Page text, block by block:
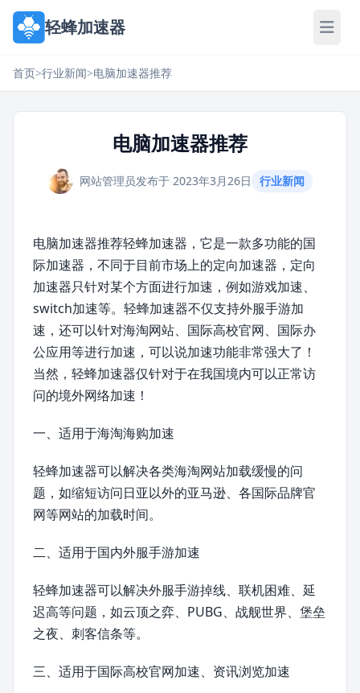
轻蜂加速器
首页>行业新闻>电脑加速器推荐
电脑加速器推荐
网站管理员发布于 2023年3月26日 行业新闻
电脑加速器推荐轻蜂加速器，它是一款多功能的国
际加速器，不同于目前市场上的定向加速器，定向
加速器只针对某个方面进行加速，例如游戏加速、
switch加速等。轻蜂加速器不仅支持外服手游加
速，还可以针对海淘网站、国际高校官网、国际办
公应用等进行加速，可以说加速功能非常强大了！
当然，轻蜂加速器仅针对于在我国境内可以正常访
问的境外网络加速！
一、适用于海淘海购加速
轻蜂加速器可以解决各类海淘网站加载缓慢的问
题，如缩短访问日亚以外的亚马逊、各国际品牌官
网等网站的加载时间。
二、适用于国内外服手游加速
轻蜂加速器可以解决外服手游掉线、联机困难、延
迟高等问题，如云顶之弈、PUBG、战舰世界、堡垒
之夜、刺客信条等。
三、适用于国际高校官网加速、资讯浏览加速